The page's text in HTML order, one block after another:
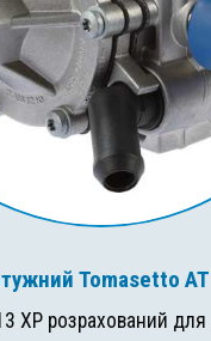
Tomasetto
XP розрахований для